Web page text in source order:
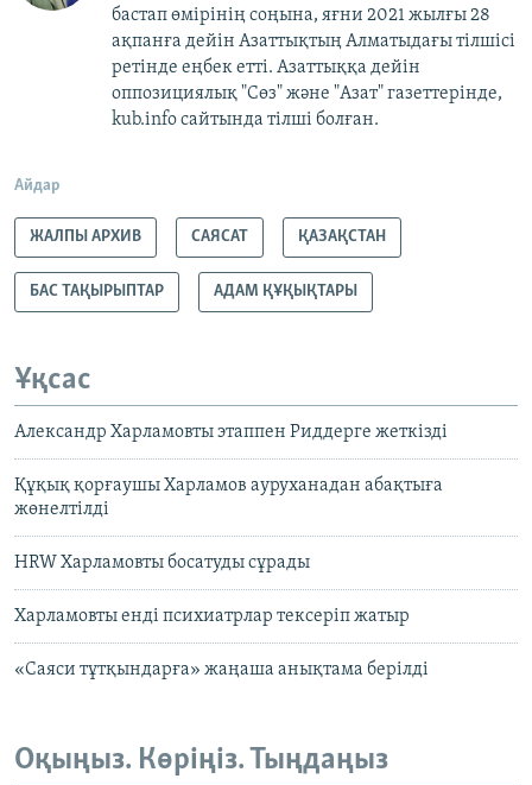
бастап өмірінің соңына, яғни 2021 жылғы 28
ақпанға дейін Азаттықтың Алматыдағы тілшісі
ретінде еңбек етті. Азаттыққа дейін
оппозициялық "Сөз" және "Азат" газеттерінде,
kub.info сайтында тілші болған.
Айдар
ЖАЛПЫ АРХИВ САЯСАТ ҚАЗАҚСТАН
БАС ТАҚЫРЫПТАР АДАМ ҚҰҚЫҚТАРЫ
Ұқсас
Александр Харламовты этаппен Риддерге жеткізді
Құқық қорғаушы Харламов ауруханадан абақтыға
жөнелтілді
HRW Харламовты босатуды сұрады
Харламовты енді психиатрлар тексеріп жатыр
«Саяси тұтқындарға» жаңаша анықтама берілді
Оқыңыз. Көріңіз. Тыңдаңыз